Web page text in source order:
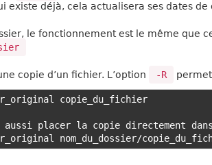
existe déjà, cela actualisera ses dates
le fonctionnement est le même que
copie d’un fichier. L’option
-R
copie_du_fichier
aussi placer la copie directement